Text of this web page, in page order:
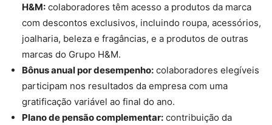
H&M: colaboradores têm acesso a produtos da marca
com descontos exclusivos, incluindo roupa, acessórios,
joalharia, beleza e fragâncias, e a produtos de outras
marcas do Grupo H&M.
Bônus anual por desempenho: colaboradores elegíveis
participam nos resultados da empresa com uma
gratificação variável ao final do ano.
Plano de pensão complementar: contribuição da